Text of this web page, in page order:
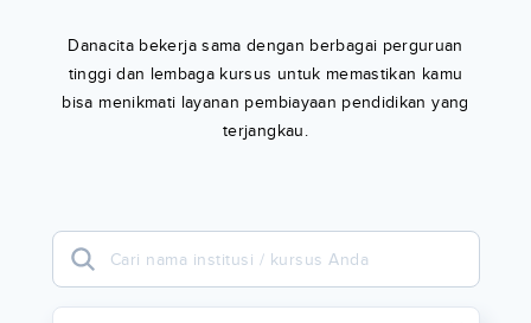
Danacita bekerja sama dengan berbagai perguruan
tinggi dan lembaga kursus untuk memastikan kamu
bisa menikmati layanan pembiayaan pendidikan yang
terjangkau.